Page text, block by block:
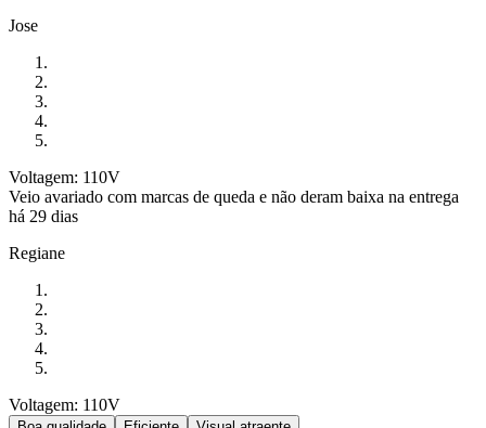
Jose
Voltagem: 110V
Veio avariado com marcas de queda e não deram baixa na entrega
há 29 dias
Regiane
Voltagem: 110V